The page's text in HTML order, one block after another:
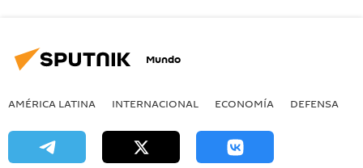
Mundo
AMÉRICA LATINA INTERNACIONAL ECONOMÍA DEFENSA